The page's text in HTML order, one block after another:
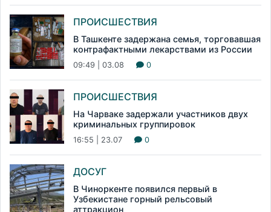
ПРОИСШЕСТВИЯ
В Ташкенте задержана семья, торговавшая
контрафактными лекарствами из России
09:49 | 03.08 0
ПРОИСШЕСТВИЯ
На Чарваке задержали участников двух
криминальных группировок
16:55 | 23.07 0
ДОСУГ
В Чиноркенте появился первый в
Узбекистане горный рельсовый
аттракцион